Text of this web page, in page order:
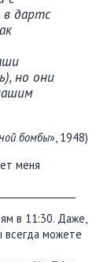
в дартс
но они
бомбы», 1948)
меня
в 11:30. Даже,
всегда можете